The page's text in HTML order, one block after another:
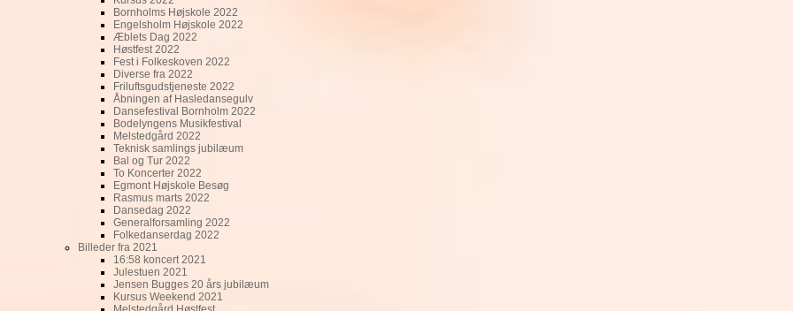
Bornholms Højskole 2022
Engelsholm Højskole 2022
Æblets Dag 2022
Høstfest 2022
Fest i Folkeskoven 2022
Diverse fra 2022
Friluftsgudstjeneste 2022
Åbningen af Hasledansegulv
Dansefestival Bornholm 2022
Bodelyngens Musikfestival
Melstedgård 2022
Teknisk samlings jubilæum
Bal og Tur 2022
To Koncerter 2022
Egmont Højskole Besøg
Rasmus marts 2022
Dansedag 2022
Generalforsamling 2022
Folkedanserdag 2022
Billeder fra 2021
16:58 koncert 2021
Julestuen 2021
Jensen Bugges 20 års jubilæum
Kursus Weekend 2021